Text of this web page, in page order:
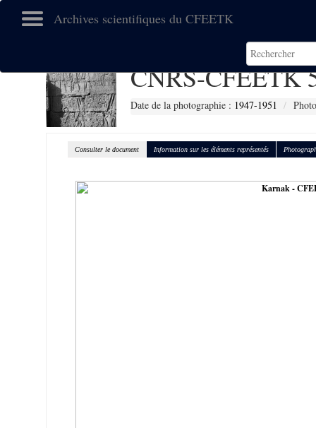
Archives scientifiques du CFEETK
CNRS-CFEETK
Date de la photographie : 1947-1951
Consulter le document Information sur les éléments représentés